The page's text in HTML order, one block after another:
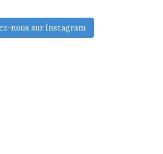
nous sur Instagram